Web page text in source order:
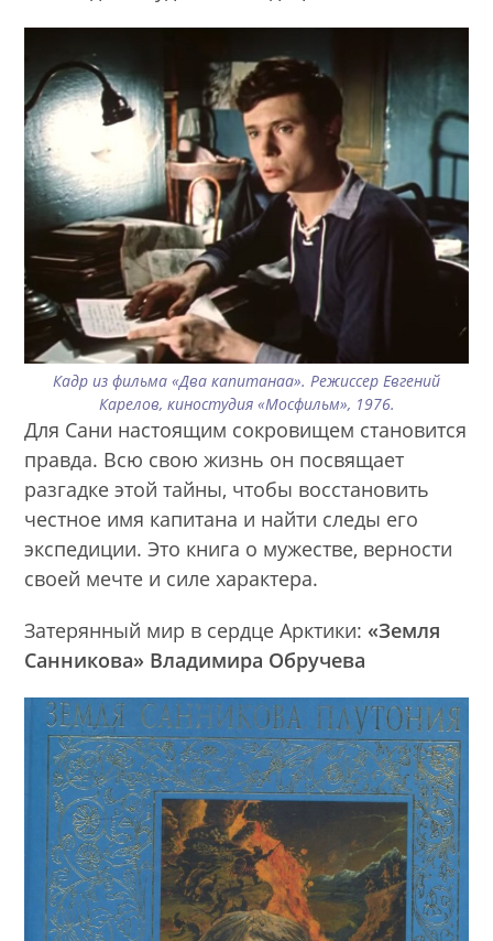
Кадр из фильма «Два капитанаа». Режиссер Евгений
Карелов, киностудия «Мосфильм», 1976.
Для Сани настоящим сокровищем становится
правда. Всю свою жизнь он посвящает
разгадке этой тайны, чтобы восстановить
честное имя капитана и найти следы его
экспедиции. Это книга о мужестве, верности
своей мечте и силе характера.
Затерянный мир в сердце Арктики: «Земля
Санникова» Владимира Обручева